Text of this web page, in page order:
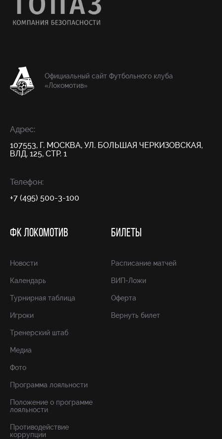
Официальный сайт Футбольного клуба
«Локомотив»
Адрес:
107553, Г. МОСКВА, УЛ. БОЛЬШАЯ ЧЕРКИЗОВСКАЯ,
ВЛД. 125, СТР. 1
Телефон:
+7 (495) 500-3-100
ФК ЛОКОМОТИВ
Новости
Календарь
Турнирная таблица
Игроки
Тренерский штаб
Медиа
Фото
Программа лояльности
Положение о программе
лояльности
Противодействие
коррупции
БИЛЕТЫ
Расписание матчей
ВИП-Ложи
Оферта
Вернуть билет